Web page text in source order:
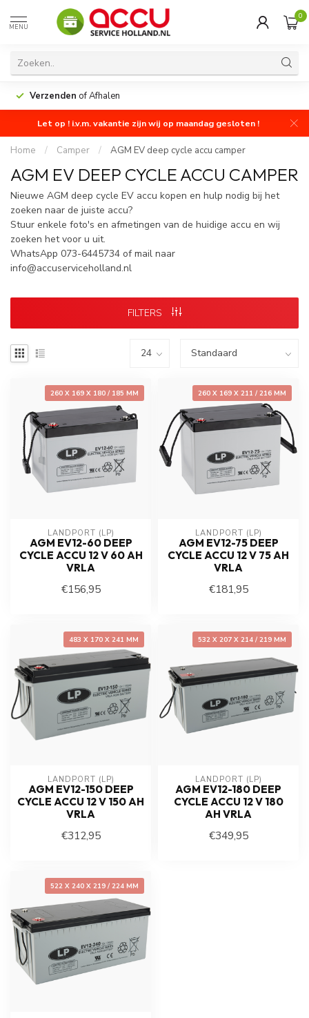
MENU
0
Verzenden of Afhalen
Let op ! i.v.m. vakantie zijn wij op maandag gesloten !
Home / Camper / AGM EV deep cycle accu camper
AGM EV DEEP CYCLE ACCU CAMPER
Nieuwe AGM deep cycle EV accu kopen en hulp nodig bij het
zoeken naar de juiste accu?
Stuur enkele foto's en afmetingen van de huidige accu en wij
zoeken het voor u uit.
WhatsApp 073-6445734 of mail naar
info@accuserviceholland.nl
FILTERS
260 X 169 X 180 / 185 MM
LANDPORT (LP)
AGM EV12-60 DEEP
CYCLE ACCU 12 V 60 AH
VRLA
€156,95
260 X 169 X 211 / 216 MM
LANDPORT (LP)
AGM EV12-75 DEEP
CYCLE ACCU 12 V 75 AH
VRLA
€181,95
483 X 170 X 241 MM
LANDPORT (LP)
AGM EV12-150 DEEP
CYCLE ACCU 12 V 150 AH
VRLA
€312,95
532 X 207 X 214 / 219 MM
LANDPORT (LP)
AGM EV12-180 DEEP
CYCLE ACCU 12 V 180
AH VRLA
€349,95
522 X 240 X 219 / 224 MM